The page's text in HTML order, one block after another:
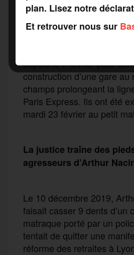
ZAD de Gonesse évacuée
depuis le 7 février pour
construction d’une gare au
champs prolongeant la
Paris Express. Ils ont été
mardi 23 février au petit
La justice traîne des
agresseurs d’Arthur
Le 10 décembre 2019,
faisait casser 9 dents d’un
matraque porté par un
tentait de quitter une
réforme des retraites à
plan. Lisez notre
Et retrouver nous sur